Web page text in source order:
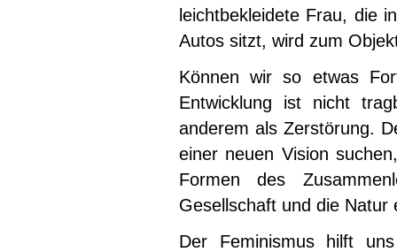
leichtbekleidete Frau, die
Autos sitzt, wird zum
Können wir so etwas
Entwicklung ist nicht
anderem als Zerstörung.
einer neuen Vision
Formen des
Gesellschaft und die Natur
Der Feminismus hilft